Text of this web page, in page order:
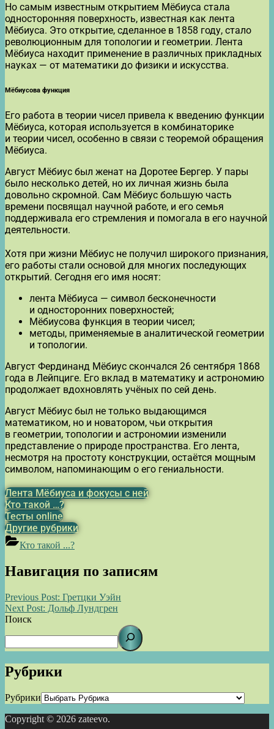
Но самым известным открытием Мёбиуса стала
односторонняя поверхность, известная как лента
Мёбиуса. Это открытие, сделанное в 1858 году, стало
революционным для топологии и геометрии. Лента
Мёбиуса находит применение в различных прикладных
науках — от математики до физики и искусства.
Мёбиусова функция
Его работа в теории чисел привела к введению функции
Мёбиуса, которая используется в комбинаторике
и теории чисел, особенно в связи с теоремой обращения
Мёбиуса.
Август Мёбиус был женат на Доротее Бергер. У пары
было несколько детей, но их личная жизнь была
довольно скромной. Сам Мёбиус большую часть
времени посвящал научной работе, и его семья
поддерживала его стремления и помогала в его научной
деятельности.
Хотя при жизни Мёбиус не получил широкого признания,
его работы стали основой для многих последующих
открытий. Сегодня его имя носят:
лента Мёбиуса — символ бесконечности
и односторонних поверхностей;
Мёбиусова функция в теории чисел;
методы, применяемые в аналитической геометрии
и топологии.
Август Фердинанд Мёбиус скончался 26 сентября 1868
года в Лейпциге. Его вклад в математику и астрономию
продолжает вдохновлять учёных по сей день.
Август Мёбиус был не только выдающимся
математиком, но и новатором, чьи открытия
в геометрии, топологии и астрономии изменили
представление о природе пространства. Его лента,
несмотря на простоту конструкции, остаётся мощным
символом, напоминающим о его гениальности.
Лента Мёбиуса и фокусы с ней
Кто такой …?
Тесты online
Другие рубрики
Кто такой ...?
Навигация по записям
Previous Post: Гретцки Уэйн
Next Post: Дольф Лундгрен
Поиск
Рубрики
Рубрики
Copyright © 2026 zateevo.